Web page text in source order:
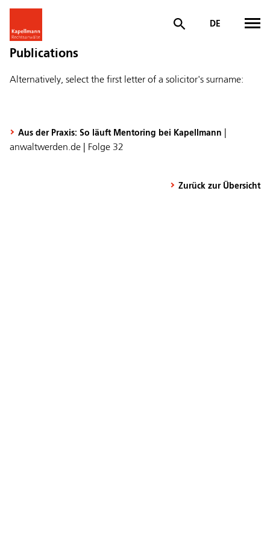
DE
Publications
Alternatively, select the first letter of a solicitor's surname:
Aus der Praxis: So läuft Mentoring bei Kapellmann
anwaltwerden.de | Folge 32
Zurück zur Übersicht